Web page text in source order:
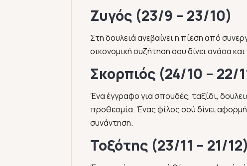
Ζυγός (23/9 – 23/10)
Στη δουλειά ανεβαίνει η πίεση από
οικονομική συζήτηση σου δίνει ανάσα
Σκορπιός (24/10 – 22/
Ένα έγγραφο για σπουδές, ταξίδι,
προθεσμία. Ένας φίλος σού δίνει
συνάντηση.
Τοξότης (23/11 – 21/12)